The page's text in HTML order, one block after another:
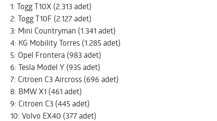
1: Togg T10X (2.313 adet)
2: Togg T10F (2.127 adet)
3: Mini Countryman (1.341 adet)
4: KG Mobility Torres (1.285 adet)
5: Opel Frontera (983 adet)
6: Tesla Model Y (935 adet)
7: Citroen C3 Aircross (696 adet)
8: BMW X1 (461 adet)
9: Citroen C3 (445 adet)
10: Volvo EX40 (377 adet)